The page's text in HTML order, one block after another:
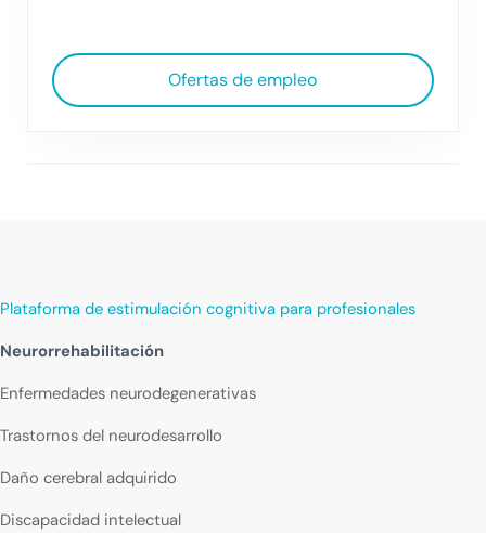
Ofertas de empleo
Plataforma de estimulación cognitiva para profesionales
Neurorrehabilitación
Enfermedades neurodegenerativas
Trastornos del neurodesarrollo
Daño cerebral adquirido
Discapacidad intelectual